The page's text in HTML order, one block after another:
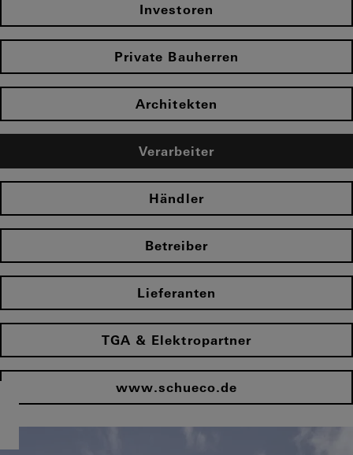
Investoren
Private Bauherren
Architekten
Verarbeiter
Händler
Betreiber
Lieferanten
TGA & Elektropartner
www.schueco.de